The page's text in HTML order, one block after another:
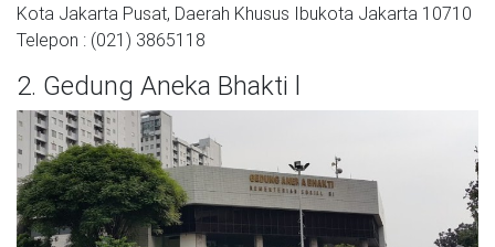
Kota Jakarta Pusat, Daerah Khusus Ibukota Jakarta 10710
Telepon : (021) 3865118
2. Gedung Aneka Bhakti l